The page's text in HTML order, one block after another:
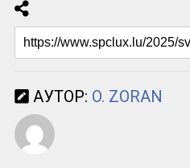
АУТОР: O. ZORAN